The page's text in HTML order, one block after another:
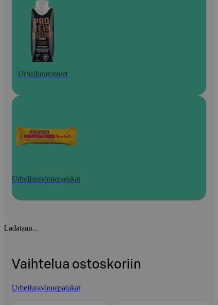
Urheiluravinteet
Urheiluravinnepatukat
Ladataan...
Vaihtelua ostoskoriin
Urheiluravinnepatukat